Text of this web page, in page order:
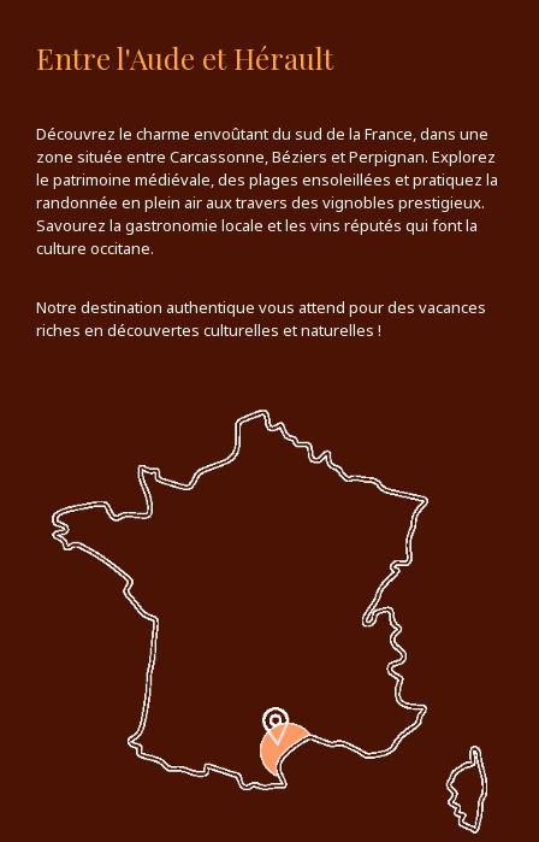
Entre l'Aude et Hérault
Découvrez le charme envoûtant du sud de la France, dans une
zone située entre Carcassonne, Béziers et Perpignan. Explorez
le patrimoine médiévale, des plages ensoleillées et pratiquez la
randonnée en plein air aux travers des vignobles prestigieux.
Savourez la gastronomie locale et les vins réputés qui font la
culture occitane.
Notre destination authentique vous attend pour des vacances
riches en découvertes culturelles et naturelles !